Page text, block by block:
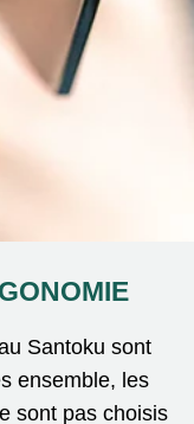
Santoku sont
ensemble, les
sont pas choisis